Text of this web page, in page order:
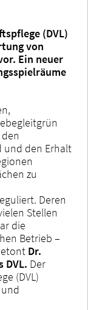
(DVL)
von
Ein neuer
den Erhalt
zu
Deren
Stellen
die
Betrieb –
Dr.
DVL. Der
(DVL)